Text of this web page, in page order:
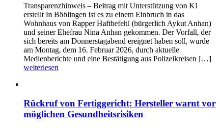
Transparenzhinweis – Beitrag mit Unterstützung von KI
erstellt In Böblingen ist es zu einem Einbruch in das
Wohnhaus von Rapper Haftbefehl (bürgerlich Aykut Anhan)
und seiner Ehefrau Nina Anhan gekommen. Der Vorfall, der
sich bereits am Donnerstagabend ereignet haben soll, wurde
am Montag, dem 16. Februar 2026, durch aktuelle
Medienberichte und eine Bestätigung aus Polizeikreisen […]
weiterlesen
Rückruf von Fertiggericht: Hersteller warnt vor
möglichen Gesundheitsrisiken